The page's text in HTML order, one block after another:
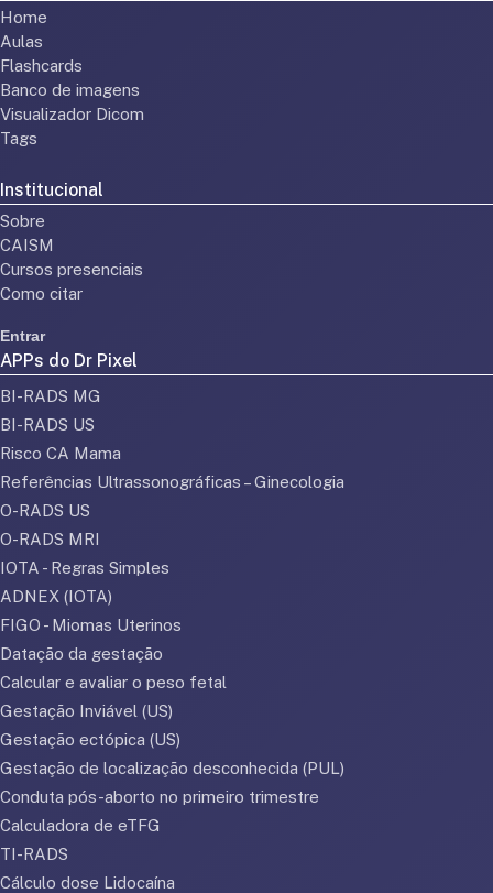
Home
Aulas
Flashcards
Banco de imagens
Visualizador Dicom
Tags
Institucional
Sobre
CAISM
Cursos presenciais
Como citar
Entrar
APPs do Dr Pixel
BI-RADS MG
BI-RADS US
Risco CA Mama
Referências Ultrassonográficas – Ginecologia
O-RADS US
O-RADS MRI
IOTA - Regras Simples
ADNEX (IOTA)
FIGO - Miomas Uterinos
Datação da gestação
Calcular e avaliar o peso fetal
Gestação Inviável (US)
Gestação ectópica (US)
Gestação de localização desconhecida (PUL)
Conduta pós-aborto no primeiro trimestre
Calculadora de eTFG
TI-RADS
Cálculo dose Lidocaína